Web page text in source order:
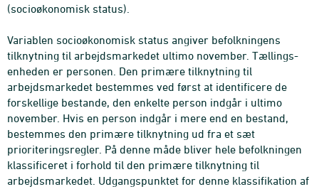
(socioøkonomisk status).
Variablen socioøkonomisk status angiver befolkningens
tilknytning til arbejdsmarkedet ultimo november. Tællings-
enheden er personen. Den primære tilknytning til
arbejdsmarkedet bestemmes ved først at identificere de
forskellige bestande, den enkelte person indgår i ultimo
november. Hvis en person indgår i mere end en bestand,
bestemmes den primære tilknytning ud fra et sæt
prioriteringsregler. På denne måde bliver hele befolkningen
klassificeret i forhold til den primære tilknytning til
arbejdsmarkedet. Udgangspunktet for denne klassifikation af